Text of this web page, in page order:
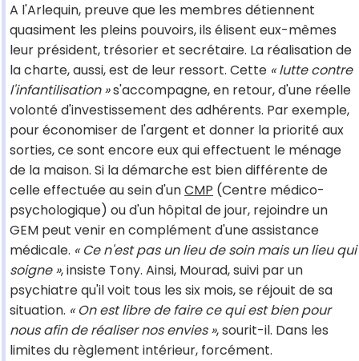
A l'Arlequin, preuve que les membres détiennent
quasiment les pleins pouvoirs, ils élisent eux-mêmes
leur président, trésorier et secrétaire. La réalisation de
la charte, aussi, est de leur ressort. Cette « lutte contre
l'infantilisation »s'accompagne, en retour, d'une réelle
volonté d'investissement des adhérents. Par exemple,
pour économiser de l'argent et donner la priorité aux
sorties, ce sont encore eux qui effectuent le ménage
de la maison. Si la démarche est bien différente de
celle effectuée au sein d'unCMP (Centre médico-
psychologique) ou d'un hôpital de jour, rejoindre un
GEM peut venir en complément d'une assistance
médicale. « Ce n'est pas un lieu de soin mais un lieu qui
soigne », insiste Tony. Ainsi, Mourad, suivi par un
psychiatre qu'il voit tous les six mois, se réjouit de sa
situation. « On est libre de faire ce qui est bien pour
nous afin de réaliser nos envies », sourit-il. Dans les
limites du règlement intérieur, forcément.